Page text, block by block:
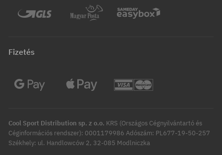
Fizetés
Cool Sport Distribution sp. z o.o. KRS (Országos Cégnyilvántartó és
Céginformációs rendszer): 0001179986 Adószám: PL677-19-50-257
Székhely: ul. Handlowców 2, 32-085 Modlniczka